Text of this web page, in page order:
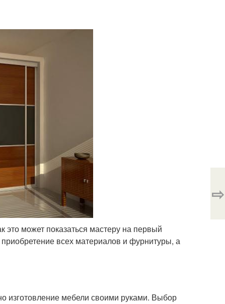
это может показаться мастеру на первый
всех материалов и фурнитуры, а
изготовление мебели своими руками. Выбор
⇨